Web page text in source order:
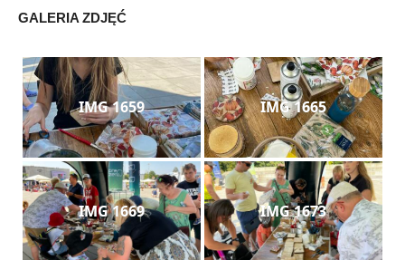
GALERIA ZDJĘĆ
IMG 1659 IMG 1665
IMG 1669 IMG 1673